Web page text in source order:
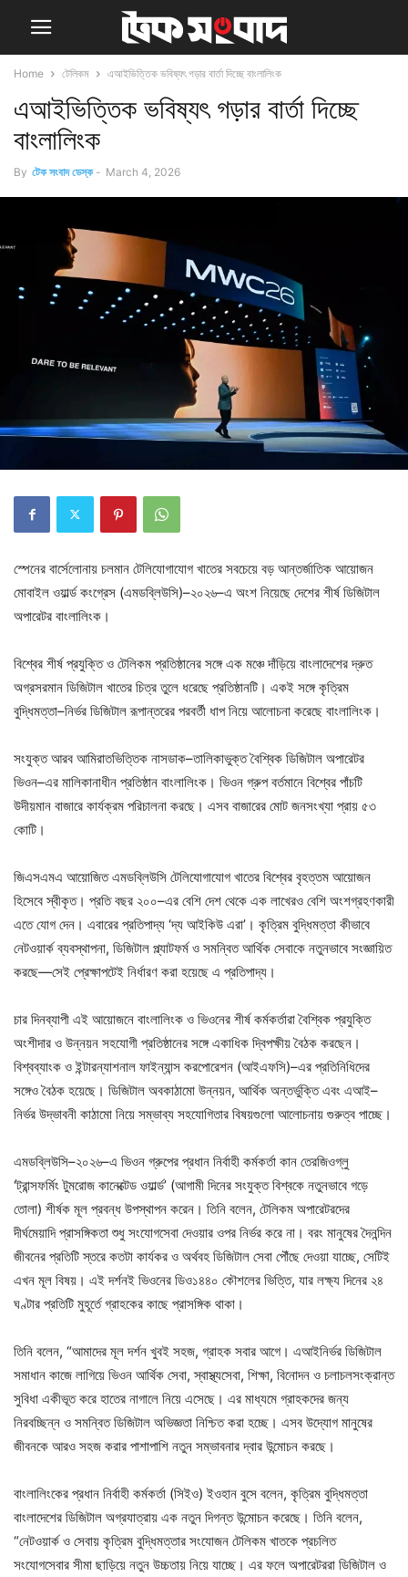
Home টেলিকম এআইভিত্তিক ভবিষ্যৎ গড়ার বার্তা দিচ্ছে বাংলালিংক
এআইভিত্তিক ভবিষ্যৎ গড়ার বার্তা দিচ্ছে
বাংলালিংক
By টেক সংবাদ ডেস্ক - March 4, 2026
স্পেনের বার্সেলোনায় চলমান টেলিযোগাযোগ খাতের সবচেয়ে বড় আন্তর্জাতিক আয়োজন
মোবাইল ওয়ার্ল্ড কংগ্রেস (এমডব্লিউসি)–২০২৬–এ অংশ নিয়েছে দেশের শীর্ষ ডিজিটাল
অপারেটর বাংলালিংক।
বিশ্বের শীর্ষ প্রযুক্তি ও টেলিকম প্রতিষ্ঠানের সঙ্গে এক মঞ্চে দাঁড়িয়ে বাংলাদেশের দ্রুত
অগ্রসরমান ডিজিটাল খাতের চিত্র তুলে ধরেছে প্রতিষ্ঠানটি। একই সঙ্গে কৃত্রিম
বুদ্ধিমত্তা–নির্ভর ডিজিটাল রূপান্তরের পরবর্তী ধাপ নিয়ে আলোচনা করেছে বাংলালিংক।
সংযুক্ত আরব আমিরাতভিত্তিক নাসডাক–তালিকাভুক্ত বৈশ্বিক ডিজিটাল অপারেটর
ভিওন–এর মালিকানাধীন প্রতিষ্ঠান বাংলালিংক। ভিওন গ্রুপ বর্তমানে বিশ্বের পাঁচটি
উদীয়মান বাজারে কার্যক্রম পরিচালনা করছে। এসব বাজারের মোট জনসংখ্যা প্রায় ৫৩
কোটি।
জিএসএমএ আয়োজিত এমডব্লিউসি টেলিযোগাযোগ খাতের বিশ্বের বৃহত্তম আয়োজন
হিসেবে স্বীকৃত। প্রতি বছর ২০০–এর বেশি দেশ থেকে এক লাখেরও বেশি অংশগ্রহণকারী
এতে যোগ দেন। এবারের প্রতিপাদ্য ‘দ্য আইকিউ এরা’। কৃত্রিম বুদ্ধিমত্তা কীভাবে
নেটওয়ার্ক ব্যবস্থাপনা, ডিজিটাল প্ল্যাটফর্ম ও সমন্বিত আর্থিক সেবাকে নতুনভাবে সংজ্ঞায়িত
করছে—সেই প্রেক্ষাপটেই নির্ধারণ করা হয়েছে এ প্রতিপাদ্য।
চার দিনব্যাপী এই আয়োজনে বাংলালিংক ও ভিওনের শীর্ষ কর্মকর্তারা বৈশ্বিক প্রযুক্তি
অংশীদার ও উন্নয়ন সহযোগী প্রতিষ্ঠানের সঙ্গে একাধিক দ্বিপক্ষীয় বৈঠক করছেন।
বিশ্বব্যাংক ও ইন্টারন্যাশনাল ফাইন্যান্স করপোরেশন (আইএফসি)–এর প্রতিনিধিদের
সঙ্গেও বৈঠক হয়েছে। ডিজিটাল অবকাঠামো উন্নয়ন, আর্থিক অন্তর্ভুক্তি এবং এআই–
নির্ভর উদ্ভাবনী কাঠামো নিয়ে সম্ভাব্য সহযোগিতার বিষয়গুলো আলোচনায় গুরুত্ব পাচ্ছে।
এমডব্লিউসি–২০২৬–এ ভিওন গ্রুপের প্রধান নির্বাহী কর্মকর্তা কান তেরজিওগ্লু
‘ট্রান্সফর্মিং টুমরোজ কানেক্টেড ওয়ার্ল্ড’ (আগামী দিনের সংযুক্ত বিশ্বকে নতুনভাবে গড়ে
তোলা) শীর্ষক মূল প্রবন্ধ উপস্থাপন করেন। তিনি বলেন, টেলিকম অপারেটরদের
দীর্ঘমেয়াদি প্রাসঙ্গিকতা শুধু সংযোগসেবা দেওয়ার ওপর নির্ভর করে না। বরং মানুষের দৈনন্দিন
জীবনের প্রতিটি স্তরে কতটা কার্যকর ও অর্থবহ ডিজিটাল সেবা পৌঁছে দেওয়া যাচ্ছে, সেটিই
এখন মূল বিষয়। এই দর্শনই ভিওনের ডিও১৪৪০ কৌশলের ভিত্তি, যার লক্ষ্য দিনের ২৪
ঘণ্টার প্রতিটি মুহূর্তে গ্রাহকের কাছে প্রাসঙ্গিক থাকা।
তিনি বলেন, “আমাদের মূল দর্শন খুবই সহজ, গ্রাহক সবার আগে। এআইনির্ভর ডিজিটাল
সমাধান কাজে লাগিয়ে ভিওন আর্থিক সেবা, স্বাস্থ্যসেবা, শিক্ষা, বিনোদন ও চলাচলসংক্রান্ত
সুবিধা একীভূত করে হাতের নাগালে নিয়ে এসেছে। এর মাধ্যমে গ্রাহকদের জন্য
নিরবচ্ছিন্ন ও সমন্বিত ডিজিটাল অভিজ্ঞতা নিশ্চিত করা হচ্ছে। এসব উদ্যোগ মানুষের
জীবনকে আরও সহজ করার পাশাপাশি নতুন সম্ভাবনার দ্বার উন্মোচন করছে।
বাংলালিংকের প্রধান নির্বাহী কর্মকর্তা (সিইও) ইওহান বুসে বলেন, কৃত্রিম বুদ্ধিমত্তা
বাংলাদেশের ডিজিটাল অগ্রযাত্রায় এক নতুন দিগন্ত উন্মোচন করেছে। তিনি বলেন,
“নেটওয়ার্ক ও সেবায় কৃত্রিম বুদ্ধিমত্তার সংযোজন টেলিকম খাতকে প্রচলিত
সংযোগসেবার সীমা ছাড়িয়ে নতুন উচ্চতায় নিয়ে যাচ্ছে। এর ফলে অপারেটররা ডিজিটাল ও